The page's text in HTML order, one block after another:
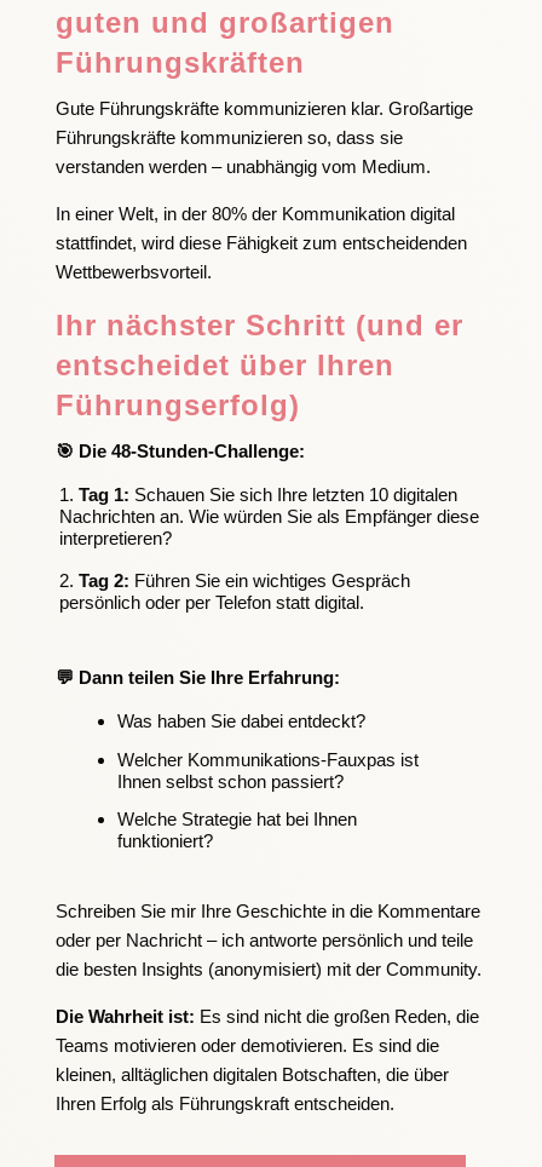
guten und großartigen
Führungskräften
Gute Führungskräfte kommunizieren klar. Großartige
Führungskräfte kommunizieren so, dass sie
verstanden werden – unabhängig vom Medium.
In einer Welt, in der 80% der Kommunikation digital
stattfindet, wird diese Fähigkeit zum entscheidenden
Wettbewerbsvorteil.
Ihr nächster Schritt (und er
entscheidet über Ihren
Führungserfolg)
🎯 Die 48-Stunden-Challenge:
Tag 1: Schauen Sie sich Ihre letzten 10 digitalen
Nachrichten an. Wie würden Sie als Empfänger diese
interpretieren?
Tag 2: Führen Sie ein wichtiges Gespräch
persönlich oder per Telefon statt digital.
💬 Dann teilen Sie Ihre Erfahrung:
Was haben Sie dabei entdeckt?
Welcher Kommunikations-Fauxpas ist
Ihnen selbst schon passiert?
Welche Strategie hat bei Ihnen
funktioniert?
Schreiben Sie mir Ihre Geschichte in die Kommentare
oder per Nachricht – ich antworte persönlich und teile
die besten Insights (anonymisiert) mit der Community.
Die Wahrheit ist: Es sind nicht die großen Reden, die
Teams motivieren oder demotivieren. Es sind die
kleinen, alltäglichen digitalen Botschaften, die über
Ihren Erfolg als Führungskraft entscheiden.